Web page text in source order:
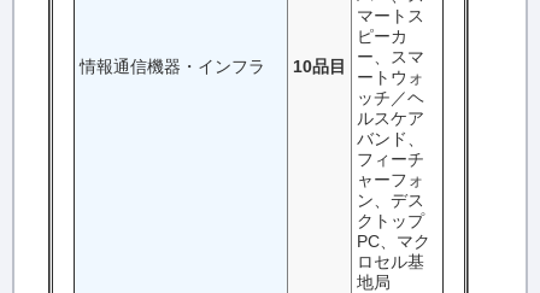
情報通信機器・インフラ 10品目
マートス
ピーカ
ー、スマ
ートウォ
ッチ／ヘ
ルスケア
バンド、
フィーチ
ャーフォ
ン、デス
クトップ
PC、マク
ロセル基
地局